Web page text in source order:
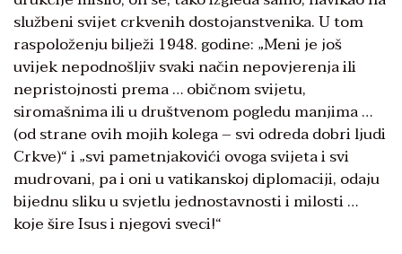
službeni svijet crkvenih dostojanstvenika. U tom
raspoloženju bilježi 1948. godine: „Meni je još
uvijek nepodnošljiv svaki način nepovjerenja ili
nepristojnosti prema … običnom svijetu,
siromašnima ili u društvenom pogledu manjima …
(od strane ovih mojih kolega – svi odreda dobri ljudi
Crkve)“ i „svi pametnjakovići ovoga svijeta i svi
mudrovani, pa i oni u vatikanskoj diplomaciji, odaju
bijednu sliku u svjetlu jednostavnosti i milosti …
koje šire Isus i njegovi sveci!“